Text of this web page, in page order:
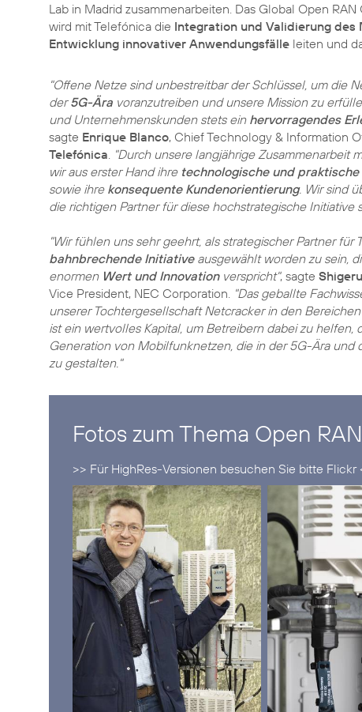
Lab in Madrid zusammenarbeiten. Das Global Open
wird mit Telefónica die Integration und Validierung
Entwicklung innovativer Anwendungsfälle leiten und
"Offene Netze sind unbestreitbar der Schlüssel, um die
der5G-Ära voranzutreiben und unsere Mission zu
und Unternehmenskunden stets ein hervorragendes
sagte Enrique Blanco, Chief Technology & Information
Telefónica. "Durch unsere langjährige Zusammenarbeit
wir aus erster Hand ihre technologische und praktische
sowie ihre konsequente Kundenorientierung. Wir sind
die richtigen Partner für diese hochstrategische Initiative
"Wir fühlen uns sehr geehrt, als strategischer Partner für
bahnbrechende Initiativeausgewählt worden zu sein,
enormen Wert und Innovationverspricht", sagte
Vice President, NEC Corporation. "Das geballte
unserer Tochtergesellschaft Netcracker in den
ist ein wertvolles Kapital, um Betreibern dabei zu helfen,
Generation von Mobilfunknetzen, die in der 5G-Ära
zu gestalten."
Fotos zum Thema Open RAN
>> Für HighRes-Versionen besuchen Sie bitte Flickr